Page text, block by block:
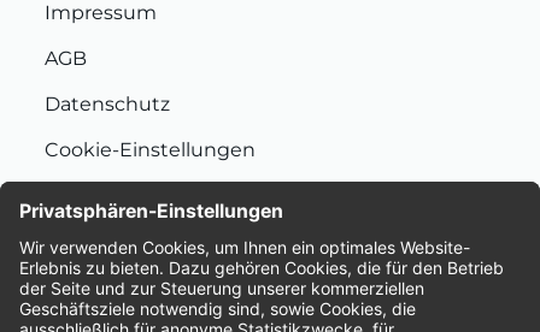
Impressum
AGB
Datenschutz
Cookie-Einstellungen
Bewertungen